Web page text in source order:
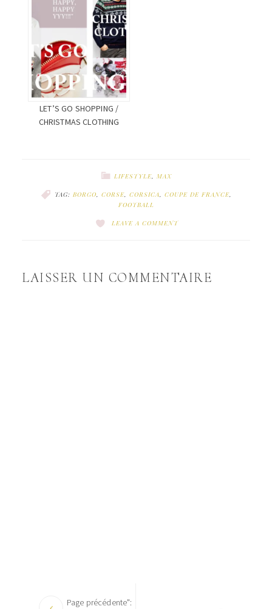
LET’S GO SHOPPING /
CHRISTMAS CLOTHING
LIFESTYLE MAX
TAG: BORGO, CORSE, CORSICA, COUPE DE FRANCE,
FOOTBALL
LEAVE A COMMENT
LAISSER UN COMMENTAIRE
Page précédente":